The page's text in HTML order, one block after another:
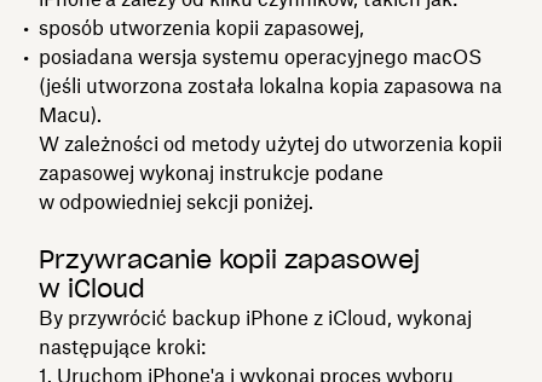
sposób utworzenia kopii zapasowej,
posiadana wersja systemu operacyjnego macOS
(jeśli utworzona została lokalna kopia zapasowa na
Macu).
W zależności od metody użytej do utworzenia kopii
zapasowej wykonaj instrukcje podane
w odpowiedniej sekcji poniżej.
Przywracanie kopii zapasowej
w iCloud
By przywrócić backup iPhone z iCloud, wykonaj
następujące kroki:
Uruchom iPhone'a i wykonaj proces wyboru